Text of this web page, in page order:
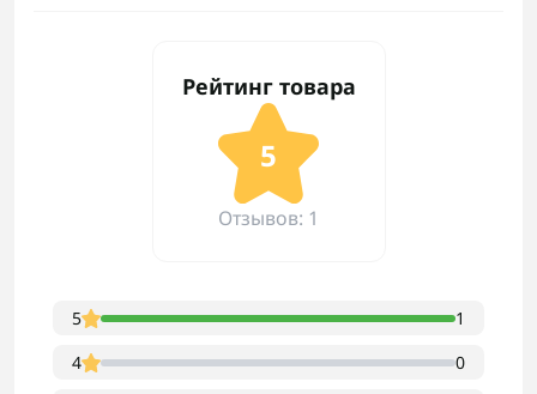
Рейтинг товара
5
Отзывов: 1
5
1
4
0